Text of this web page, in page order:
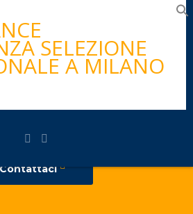
Scegli Novaconsult!
Contattaci